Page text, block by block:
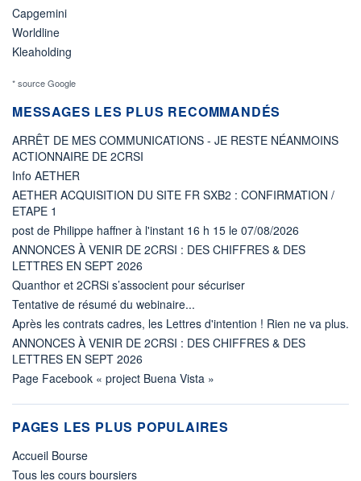
Capgemini
Worldline
Kleaholding
* source Google
MESSAGES LES PLUS RECOMMANDÉS
ARRÊT DE MES COMMUNICATIONS - JE RESTE NÉANMOINS
ACTIONNAIRE DE 2CRSI
Info AETHER
AETHER ACQUISITION DU SITE FR SXB2 : CONFIRMATION /
ETAPE 1
post de Philippe haffner à l'instant 16 h 15 le 07/08/2026
ANNONCES À VENIR DE 2CRSI : DES CHIFFRES & DES
LETTRES EN SEPT 2026
Quanthor et 2CRSi s’associent pour sécuriser
Tentative de résumé du webinaire...
Après les contrats cadres, les Lettres d'intention ! Rien ne va plus.
ANNONCES À VENIR DE 2CRSI : DES CHIFFRES & DES
LETTRES EN SEPT 2026
Page Facebook « project Buena Vista »
PAGES LES PLUS POPULAIRES
Accueil Bourse
Tous les cours boursiers